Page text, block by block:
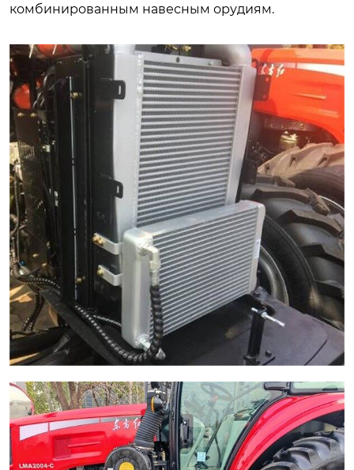
комбинированным навесным орудиям.